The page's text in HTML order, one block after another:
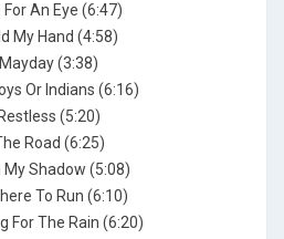
For An Eye (6:47)
My Hand (4:58)
(3:38)
Or Indians (6:16)
(5:20)
Road (6:25)
My Shadow (5:08)
To Run (6:10)
For The Rain (6:20)